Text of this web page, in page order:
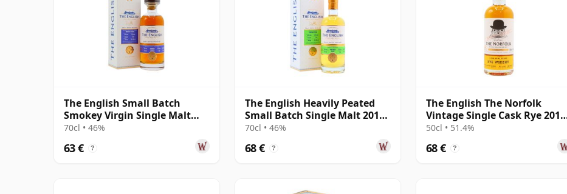
The English Small Batch
Smokey Virgin Single Malt
2012 10 años
70cl • 46%
63 € ?
The English Heavily Peated
Small Batch Single Malt 2010
11 años
70cl • 46%
68 € ?
The English The Norfolk
Vintage Single Cask Rye 2012
9 años
50cl • 51.4%
68 € ?